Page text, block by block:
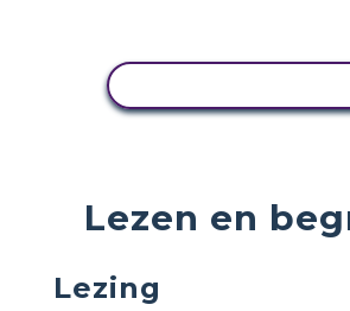
Lezen en
Lezing